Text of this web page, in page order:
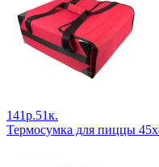
141р.51к.
Термосумка для пиццы